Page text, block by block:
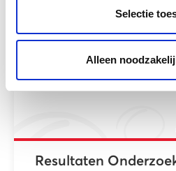
Selectie
Alleen
Resultaten